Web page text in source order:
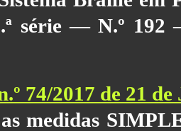
série — N.º
74/2017 de 21 de
medidas